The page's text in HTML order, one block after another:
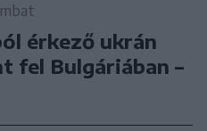
érkező ukrán
fel Bulgáriában –